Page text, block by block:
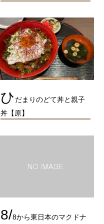
ひ だまりのどて丼と親子
丼【原】
8/8から東日本のマクドナ